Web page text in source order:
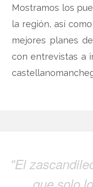
Mostramos los
la región, así
mejores planes
con entrevistas a
"El